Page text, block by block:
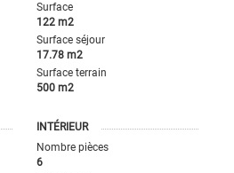
Surface
122 m2
Surface séjour
17.78 m2
Surface terrain
500 m2
INTÉRIEUR
Nombre pièces
6